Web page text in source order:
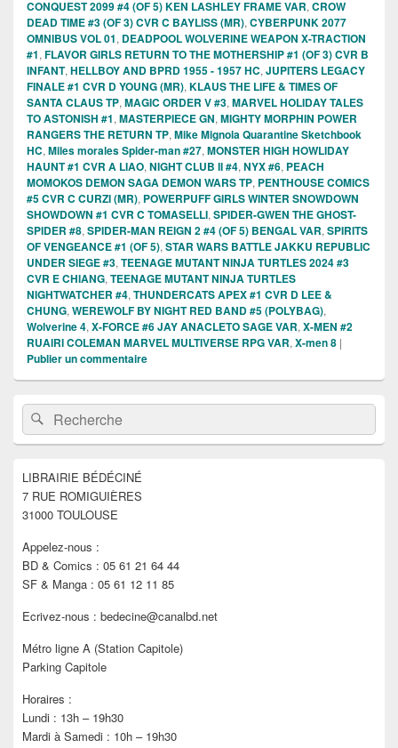
CONQUEST 2099 #4 (OF 5) KEN LASHLEY FRAME VAR, CROW
DEAD TIME #3 (OF 3) CVR C BAYLISS (MR), CYBERPUNK 2077
OMNIBUS VOL 01, DEADPOOL WOLVERINE WEAPON X-TRACTION
#1, FLAVOR GIRLS RETURN TO THE MOTHERSHIP #1 (OF 3) CVR B
INFANT, HELLBOY AND BPRD 1955 - 1957 HC, JUPITERS LEGACY
FINALE #1 CVR D YOUNG (MR), KLAUS THE LIFE & TIMES OF
SANTA CLAUS TP, MAGIC ORDER V #3, MARVEL HOLIDAY TALES
TO ASTONISH #1, MASTERPIECE GN, MIGHTY MORPHIN POWER
RANGERS THE RETURN TP, Mike Mignola Quarantine Sketchbook
HC, Miles morales Spider-man #27, MONSTER HIGH HOWLIDAY
HAUNT #1 CVR A LIAO, NIGHT CLUB II #4, NYX #6, PEACH
MOMOKOS DEMON SAGA DEMON WARS TP, PENTHOUSE COMICS
#5 CVR C CURZI (MR), POWERPUFF GIRLS WINTER SNOWDOWN
SHOWDOWN #1 CVR C TOMASELLI, SPIDER-GWEN THE GHOST-
SPIDER #8, SPIDER-MAN REIGN 2 #4 (OF 5) BENGAL VAR, SPIRITS
OF VENGEANCE #1 (OF 5), STAR WARS BATTLE JAKKU REPUBLIC
UNDER SIEGE #3, TEENAGE MUTANT NINJA TURTLES 2024 #3
CVR E CHIANG, TEENAGE MUTANT NINJA TURTLES
NIGHTWATCHER #4, THUNDERCATS APEX #1 CVR D LEE &
CHUNG, WEREWOLF BY NIGHT RED BAND #5 (POLYBAG),
Wolverine 4, X-FORCE #6 JAY ANACLETO SAGE VAR, X-MEN #2
RUAIRI COLEMAN MARVEL MULTIVERSE RPG VAR, X-men 8 |
Publier un commentaire
Zone
principale
de
widget
barre
latérale
Recherche :Rechercher
LIBRAIRIE BÉDÉCINÉ
7 RUE ROMIGUIÈRES
31000 TOULOUSE
Appelez-nous :
BD & Comics : 05 61 21 64 44
SF & Manga : 05 61 12 11 85
Ecrivez-nous : bedecine@canalbd.net
Métro ligne A (Station Capitole)
Parking Capitole
Horaires :
Lundi : 13h – 19h30
Mardi à Samedi : 10h – 19h30